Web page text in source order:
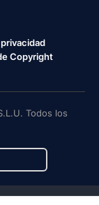
Copyright
Todos los